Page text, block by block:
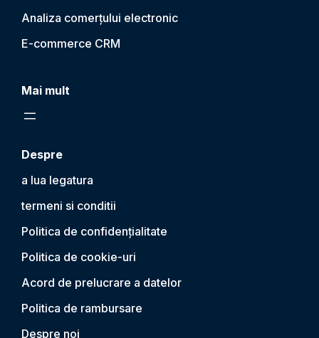
Analiza comerțului electronic
E-commerce CRM
Mai mult
Despre
a lua legatura
termeni si conditii
Politica de confidențialitate
Politica de cookie-uri
Acord de prelucrare a datelor
Politica de rambursare
Despre noi